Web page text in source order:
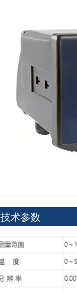
技术参数